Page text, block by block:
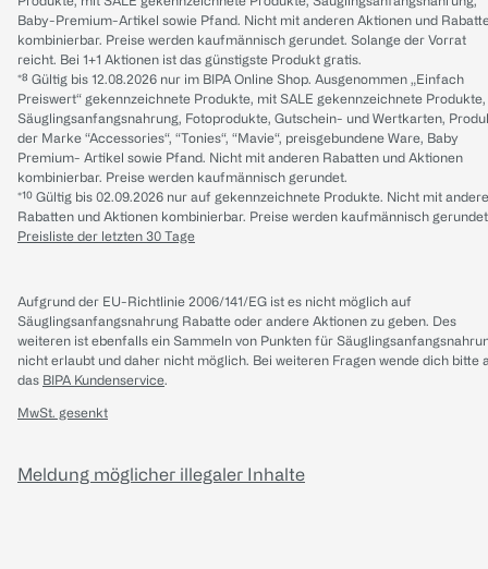
Baby-Premium-Artikel sowie Pfand. Nicht mit anderen Aktionen und
kombinierbar. Preise werden kaufmännisch gerundet. Solange der Vorrat
reicht. Bei 1+1 Aktionen ist das günstigste Produkt gratis.
*⁸ Gültig bis 12.08.2026 nur im BIPA Online Shop. Ausgenommen „Einfach
Preiswert“ gekennzeichnete Produkte, mit SALE gekennzeichnete Produkte,
Säuglingsanfangsnahrung, Fotoprodukte, Gutschein- und Wertkarten,
der Marke “Accessories“, “Tonies“, “Mavie“, preisgebundene Ware, Baby
Premium- Artikel sowie Pfand. Nicht mit anderen Rabatten und Aktionen
kombinierbar. Preise werden kaufmännisch gerundet.
*¹⁰ Gültig bis 02.09.2026 nur auf gekennzeichnete Produkte. Nicht mit
Rabatten und Aktionen kombinierbar. Preise werden kaufmännisch
Preisliste der letzten 30 Tage
Aufgrund der EU-Richtlinie 2006/141/EG ist es nicht möglich auf
Säuglingsanfangsnahrung Rabatte oder andere Aktionen zu geben. Des
weiteren ist ebenfalls ein Sammeln von Punkten für
nicht erlaubt und daher nicht möglich. Bei weiteren Fragen wende dich bitte
das BIPA Kundenservice.
MwSt. gesenkt
Meldung möglicher illegaler Inhalte